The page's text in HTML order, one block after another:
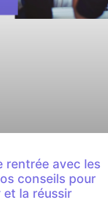
rentrée avec les
conseils pour
et la réussir